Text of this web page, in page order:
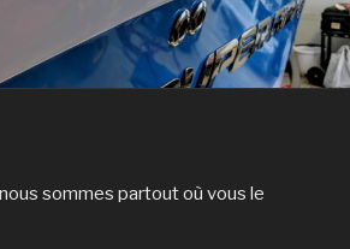
sommes partout où vous le